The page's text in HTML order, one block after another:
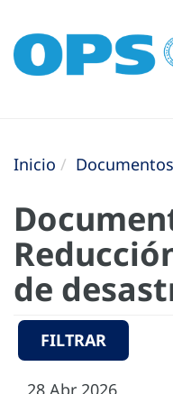
Inicio Documentos
de
FILTRAR